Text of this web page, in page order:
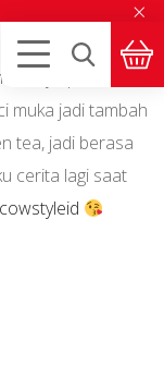
×
pake ini dan
muka jadi tambah
tea, jadi berasa
cerita lagi saat